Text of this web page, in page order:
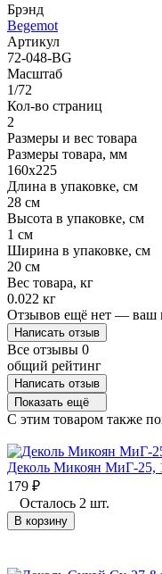
Брэнд
Begemot
Артикул
72-048-BG
Масштаб
1/72
Кол-во страниц
2
Размеры и вес товара
Размеры товара, мм
160х225
Длина в упаковке, см
28 см
Высота в упаковке, см
1 см
Ширина в упаковке, см
20 см
Вес товара, кг
0.022 кг
Отзывов ещё нет — ваш
Написать отзыв
Все отзывы 0
общий рейтинг
Написать отзыв
Показать ещё
C этим товаром также
Деколь Микоян МиГ-25,
179 ₽
Осталось 2 шт.
В корзину